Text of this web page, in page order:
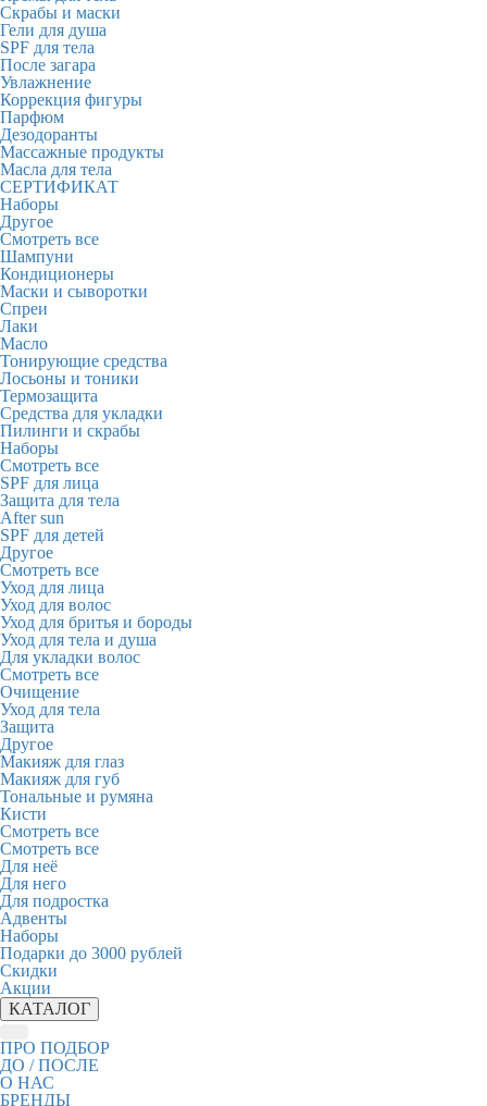
Скрабы и маски
Гели для душа
SPF для тела
После загара
Увлажнение
Коррекция фигуры
Парфюм
Дезодоранты
Массажные продукты
Масла для тела
СЕРТИФИКАТ
Наборы
Другое
Смотреть все
Шампуни
Кондиционеры
Маски и сыворотки
Спреи
Лаки
Масло
Тонирующие средства
Лосьоны и тоники
Термозащита
Средства для укладки
Пилинги и скрабы
Наборы
Смотреть все
SPF для лица
Защита для тела
After sun
SPF для детей
Другое
Смотреть все
Уход для лица
Уход для волос
Уход для бритья и бороды
Уход для тела и душа
Для укладки волос
Смотреть все
Очищение
Уход для тела
Защита
Другое
Макияж для глаз
Макияж для губ
Тональные и румяна
Кисти
Смотреть все
Смотреть все
Для неё
Для него
Для подростка
Адвенты
Наборы
Подарки до 3000 рублей
Скидки
Акции
КАТАЛОГ
ПРО ПОДБОР
ДО / ПОСЛЕ
О НАС
БРЕНДЫ